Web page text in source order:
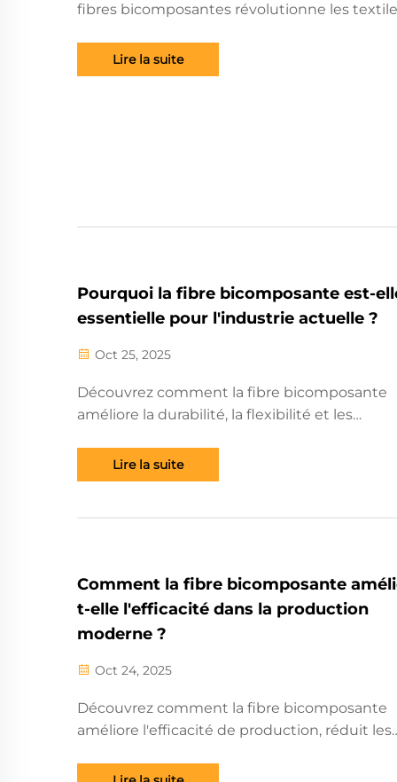
fibres bicomposantes révolutionne les
et une fonctionnalité accrues. Explorez les
dernières avancées qui transforment des
Lire la suite
Pourquoi la fibre bicomposante est-
essentielle pour l'industrie actuelle ?
Oct 25, 2025
Découvrez comment la fibre bicomposante
améliore la durabilité, la flexibilité et les
Libérez l'innovation des matériaux — explorez
avantages pour votre processus de
Lire la suite
Comment la fibre bicomposante
t-elle l'efficacité dans la production
moderne ?
Oct 24, 2025
Découvrez comment la fibre bicomposante
améliore l'efficacité de production, réduit les
Découvrez la science derrière son avantage à